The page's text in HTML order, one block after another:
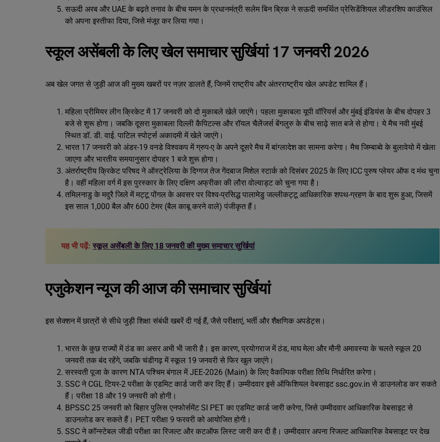
सऊदी अरब और UAE के बढ़ते तनाव के बीच यमन के प्रधानमंत्री सलेम बिन ब्रिक ने सऊदी समर्थित प्रेसिडेंशियल लीडरशिप काउंसिल
को अपना इस्तीफा दिया, जिसे मंजूर कर लिया गया।
स्कूल असेंबली के लिए खेल समाचार सुर्खियां 17 जनवरी 2026
अब खेल जगत से जुड़ी आज की मुख्य खबरों पर नज़र डालते हैं, जिनमें राष्ट्रीय और अंतरराष्ट्रीय खेल अपडेट शामिल हैं।
महिला प्रीमियर लीग क्रिकेट में 17 जनवरी को दो मुकाबले खेले जाएंगे। पहला मुकाबला यूपी वॉरियर्स और मुंबई इंडियंस के बीच दोपहर 3
बजे से शुरू होगा। जबकि दूसरा मुकाबला दिल्ली कैपिटल्स और रॉयल चैलेंजर्स बेंगलुरु के बीच साढ़े सात बजे से होगा। ये मैच नवी मुंबई
स्थित डॉ. डी. वाई. पाटिल स्पोर्ट्स अकादमी में खेले जाएंगे।
भारत 17 जनवरी को अंडर-19 वनडे विश्वकप में ग्रुप-ए के अपने दूसरे मैच में बांग्लादेश का सामना करेगा। मैच जिम्बाब्वे के बुलावेयो में खेला
जाएगा और भारतीय समयानुसार दोपहर 1 बजे शुरू होगा।
अंतर्राष्ट्रीय क्रिकेट परिषद ने ऑस्ट्रेलिया के दिग्गज तेज गेंदबाज मिशेल स्टार्क को दिसंबर 2025 के लिए ICC पुरुष प्लेयर ऑफ द मंथ चुना
है। वहीं महिला वर्ग में इस पुरस्‍कार के लिए दक्षिण अफ्रीका की लौरा वोल्वाड्ट को चुना गया है।
तमिलनाडु के मदुरै जिले में मट्टू पोंगल के अवसर पर विश्व-प्रसिद्ध पालामेडु जल्लीकट्टू आधिकारिक शपथ-ग्रहण के बाद शुरू हुआ, जिसमें
इस साल 1,000 बैल और 600 टेमर (बैल काबू करने वाले) पंजीकृत हैं।
यह भी पढ़ें: स्कूल असेंबली के लिए 18 जनवरी की मुख्य समाचार सुर्खियां
एजुकेशन न्यूज की आज की समाचार सुर्खियां
इस सेक्शन में छात्रों से सीधे जुड़ी शिक्षा संबंधी खबरें दी गई हैं, जैसे परीक्षाएं, भर्ती और शैक्षणिक अपडेट्स।
भारत के कुछ राज्यों में ठंड का असर अभी भी जारी है। इस कारण, प्रयोगराज में ठंड, माघ मेला और मौनी अमावस्या के चलते स्कूल 20
जनवरी तक बंद रहेंगे, जबकि चंडीगढ़ में स्कूल 19 जनवरी से फिर खुल जाएंगे।
सरस्वती पूजा के कारण NTA पश्चिम बंगाल में JEE-2026 (Main) के लिए वैकल्पिक परीक्षा तिथि निर्धारित करेगा।
SSC ने CGL टियर-2 परीक्षा के एडमिट कार्ड जारी कर दिए हैं। उम्मीदवार इसे ऑफिशियल वेबसाइट ssc.gov.in से डाउनलोड कर सकते
हैं। परीक्षा 18 और 19 जनवरी को होगी।
BPSSC 25 जनवरी को बिहार पुलिस एनफोर्समेंट SI PET का एडमिट कार्ड जारी करेगा, जिसे उम्मीदवार आधिकारिक वेबसाइट से
डाउनलोड कर सकते हैं। PET परीक्षा 9 फरवरी को आयोजित होगी।
SSC ने कॉन्स्टेबल जीडी परीक्षा का रिजल्ट और कटऑफ लिस्ट जारी कर दी है। उम्मीदवार अपना रिजल्ट आधिकारिक वेबसाइट पर देख